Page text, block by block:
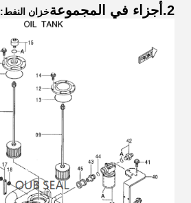
2. أجزاء في المجموعةخزان النفط: